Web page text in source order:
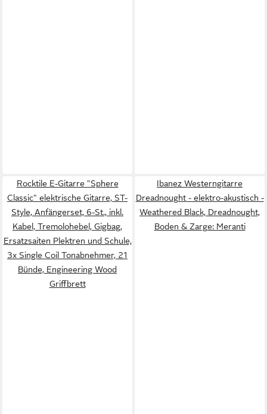
Rocktile E-Gitarre "Sphere
Classic" elektrische Gitarre, ST-
Style, Anfängerset, 6-St., inkl.
Kabel, Tremolohebel, Gigbag,
Ersatzsaiten Plektren und Schule,
3x Single Coil Tonabnehmer, 21
Bünde, Engineering Wood
Griffbrett
Ibanez Westerngitarre
Dreadnought - elektro-akustisch -
Weathered Black, Dreadnought,
Boden & Zarge: Meranti